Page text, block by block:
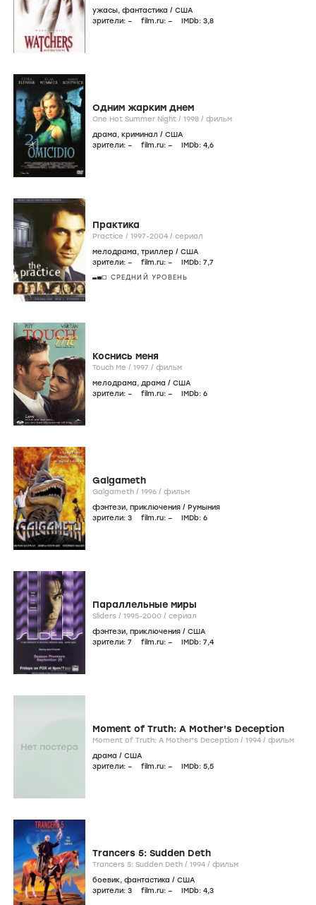
ужасы, фантастика / США
зрители: – film.ru: – IMDb: 3,8
Одним жарким днем
One Hot Summer Night / 1998 / фильм
драма, криминал / США
зрители: – film.ru: – IMDb: 4,6
Практика
Practice / 1997-2004 / сериал
мелодрама, триллер / США
зрители: – film.ru: – IMDb: 7,7
СРЕДНИЙ УРОВЕНЬ
Коснись меня
Touch Me / 1997 / фильм
мелодрама, драма / США
зрители: – film.ru: – IMDb: 6
Galgameth
Galgameth / 1996 / фильм
фэнтези, приключения / Румыния
зрители: 3 film.ru: – IMDb: 6
Параллельные миры
Sliders / 1995-2000 / сериал
фэнтези, приключения / США
зрители: 7 film.ru: – IMDb: 7,4
Moment of Truth: A Mother's Deception
Moment of Truth: A Mother's Deception / 1994 / фильм
драма / США
зрители: – film.ru: – IMDb: 5,5
Trancers 5: Sudden Deth
Trancers 5: Sudden Deth / 1994 / фильм
боевик, фантастика / США
зрители: 3 film.ru: – IMDb: 4,3